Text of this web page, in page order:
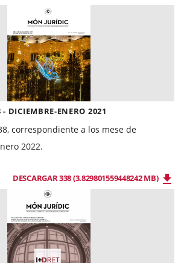
DICIEMBRE-ENERO 2021
correspondiente a los mese de
2022.
DESCARGAR 338 (3.829801559448242 MB)